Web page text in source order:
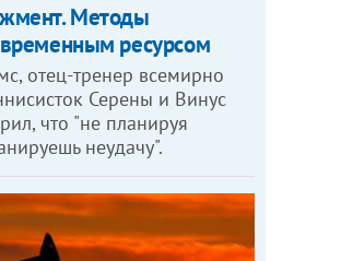
Методы
ресурсом
отец-тренер всемирно
Серены и Винус
что "не планируя
неудачу".